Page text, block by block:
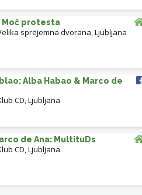
Moč protesta
sprejemna dvorana,Ljubljana
Alba Habao & Marco de
CD,Ljubljana
de Ana: MultituDs
CD,Ljubljana